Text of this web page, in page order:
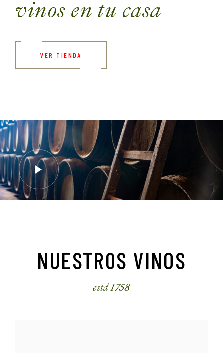
vinos en tu casa
VER TIENDA
NUESTROS VINOS
estd 1758